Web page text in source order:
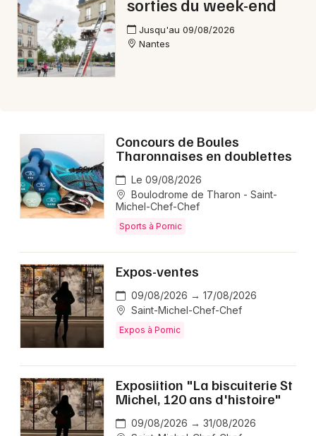
44 - Loire-Atlantique
Mon email
Je m'abonne
Jusqu'au 09/08/2026
Nantes
Concours de Boules
Tharonnaises en doublettes
Le 09/08/2026
Boulodrome de Tharon - Saint-
Michel-Chef-Chef
Sports à Pornic
Expos-ventes
09/08/2026 → 17/08/2026
Saint-Michel-Chef-Chef
Expos à Pornic
Exposiition "La biscuiterie St
Michel, 120 ans d'histoire"
09/08/2026 → 31/08/2026